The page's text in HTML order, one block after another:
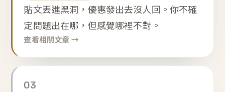
貼文丟進黑洞，優惠發出去沒人回。你不確
定問題出在哪，但感覺哪裡不對。
查看相關文章 →
03